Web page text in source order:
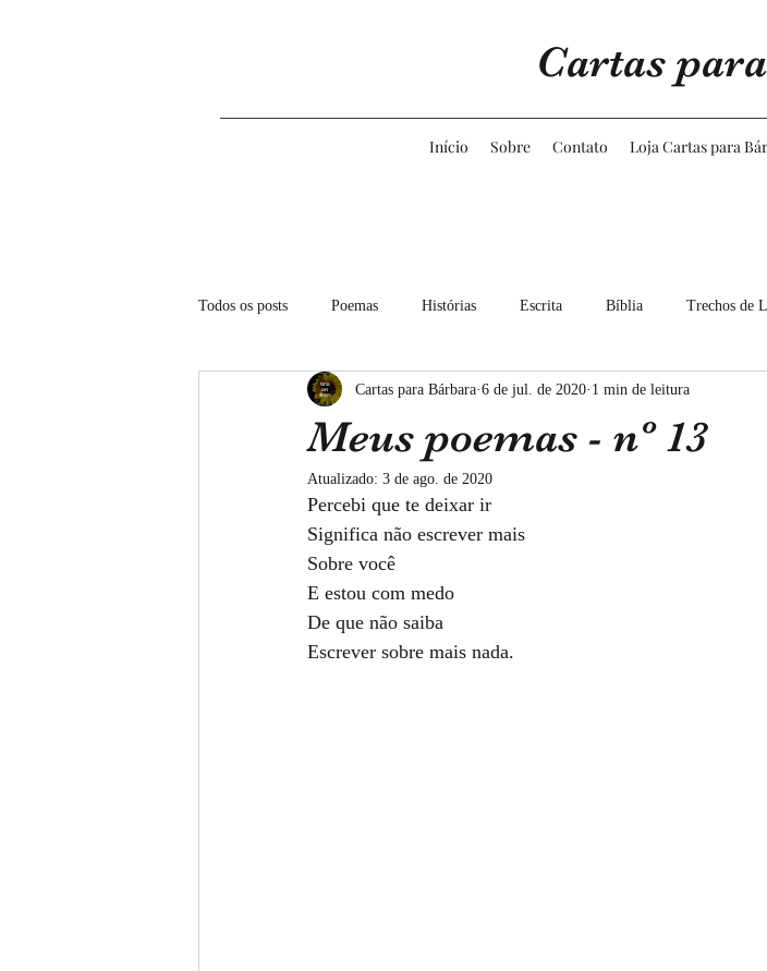
Cartas
Início Sobre Contato Loja Cartas para
Todos os posts Poemas Histórias Escrita Bíblia Trechos de
2023 2024 2025 2026
Meus poemas - nº 13
Cartas para Bárbara 6 de jul. de 2020 1 min de leitura
Atualizado: 3 de ago. de 2020
Percebi que te deixar ir
Significa não escrever mais
Sobre você
E estou com medo
De que não saiba
Escrever sobre mais nada.